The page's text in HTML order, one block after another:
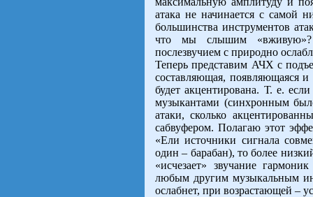
атака не начинается с самой
большинства инструментов
что мы слышим «вживую»?
послезвучием с природно
Теперь представим АЧХ с
составляющая, появляющаяся
будет акцентирована. Т. е.
музыкантами (синхронным
атаки, сколько
сабвуфером. Полагаю этот
«Ели источники сигнала
один – барабан), то более
«исчезает» звучание
любым другим музыкальным
ослабнет, при возрастающей –